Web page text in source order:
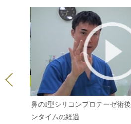
鼻のI型シリコンプロテーゼ術
ンタイムの経過